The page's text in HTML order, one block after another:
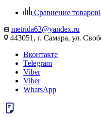
Сравнение товаров
metrida63@yandex.ru
443051, г. Самара, ул.
Вконтакте
Telegram
Viber
Viber
WhatsApp